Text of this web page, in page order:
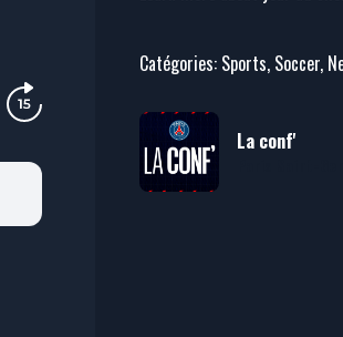
Catégories: Sports, Soccer,
La conf'